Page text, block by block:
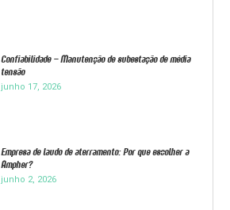
Confiabilidade – Manutenção de subestação de média
tensão
junho 17, 2026
Empresa de laudo de aterramento: Por que escolher a
Ampher?
junho 2, 2026